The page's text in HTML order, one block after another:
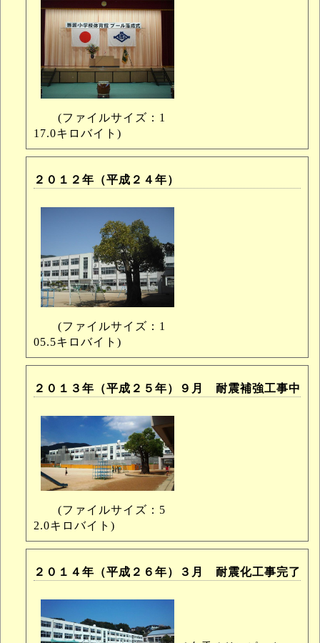
(ファイルサイズ：1
17.0キロバイト)
２０１２年（平成２４年）
(ファイルサイズ：1
05.5キロバイト)
２０１３年（平成２５年）９月 耐震補強工事中
(ファイルサイズ：5
2.0キロバイト)
２０１４年（平成２６年）３月 耐震化工事完了